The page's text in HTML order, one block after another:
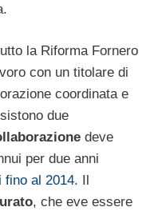
la Riforma Fornero
con un titolare di
coordinata e
due
deve
per due anni
fino al 2014. Il
, che eve essere